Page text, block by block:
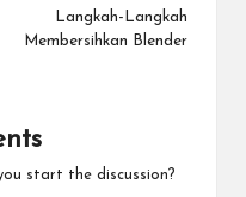
Langkah-Langkah
Membersihkan Blender
start the discussion?